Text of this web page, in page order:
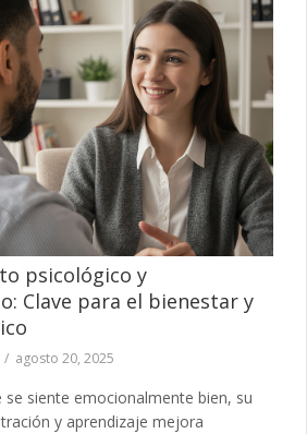
psicológico y
Clave para el bienestar y
agosto 20, 2025
se siente emocionalmente bien, su
y aprendizaje mejora